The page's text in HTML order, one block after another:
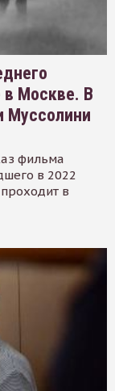
в Москве. В
Муссолини
фильма
в 2022
в